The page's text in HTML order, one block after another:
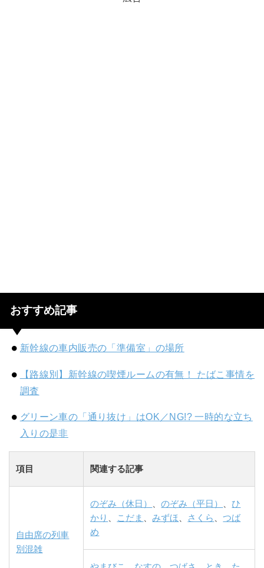
おすすめ記事
新幹線の車内販売の「準備室」の場所
【路線別】新幹線の喫煙ルームの有無！ たばこ事情を
調査
グリーン車の「通り抜け」はOK／NG!? 一時的な立ち
入りの是非
項目 関連する記事
自由席の列車
別混雑
のぞみ（休日） 、のぞみ（平日） 、ひ
かり
こだま 、みずほ さくら 、つば
め